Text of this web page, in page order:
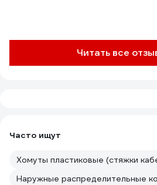
Читать все
Часто ищут
Хомуты пластиковые (стяжки